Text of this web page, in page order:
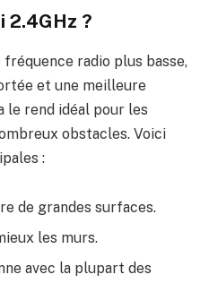
2.4GHz ?
radio plus basse,
et une meilleure
le rend idéal pour les
obstacles. Voici
:
de grandes surfaces.
les murs.
avec la plupart des